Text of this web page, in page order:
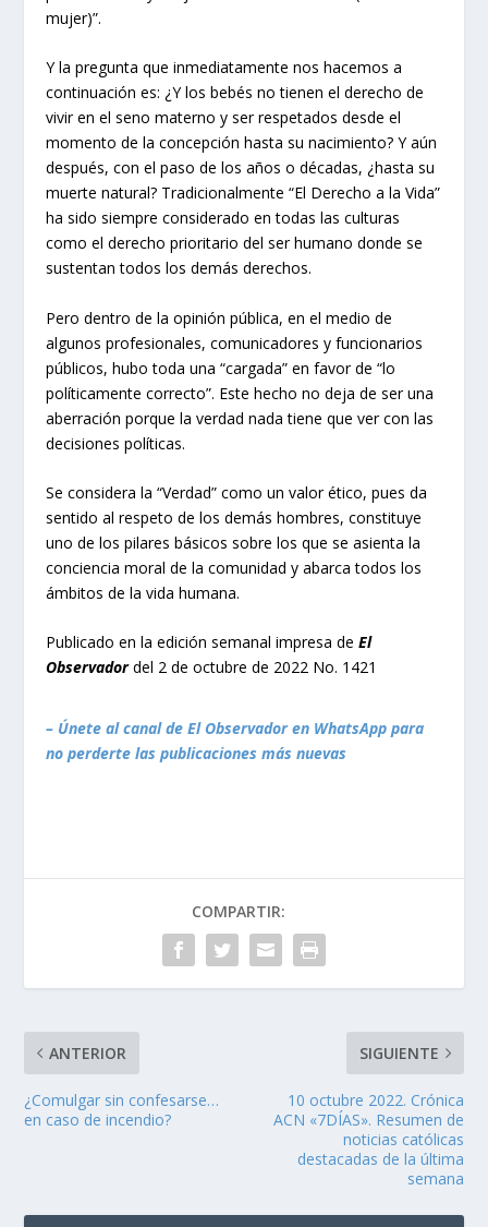
mujer)”.
Y la pregunta que inmediatamente nos hacemos a
continuación es: ¿Y los bebés no tienen el derecho de
vivir en el seno materno y ser respetados desde el
momento de la concepción hasta su nacimiento? Y aún
después, con el paso de los años o décadas, ¿hasta su
muerte natural? Tradicionalmente “El Derecho a la Vida”
ha sido siempre considerado en todas las culturas
como el derecho prioritario del ser humano donde se
sustentan todos los demás derechos.
Pero dentro de la opinión pública, en el medio de
algunos profesionales, comunicadores y funcionarios
públicos, hubo toda una “cargada” en favor de “lo
políticamente correcto”. Este hecho no deja de ser una
aberración porque la verdad nada tiene que ver con las
decisiones políticas.
Se considera la “Verdad” como un valor ético, pues da
sentido al respeto de los demás hombres, constituye
uno de los pilares básicos sobre los que se asienta la
conciencia moral de la comunidad y abarca todos los
ámbitos de la vida humana.
Publicado en la edición semanal impresa deEl
Observadordel 2 de octubre de 2022 No. 1421
– Únete al canal de El Observador en WhatsApp para
no perderte las publicaciones más nuevas
COMPARTIR:
ANTERIOR
¿Comulgar sin confesarse…
en caso de incendio?
SIGUIENTE
10 octubre 2022. Crónica
ACN «7DÍAS». Resumen de
noticias católicas
destacadas de la última
semana